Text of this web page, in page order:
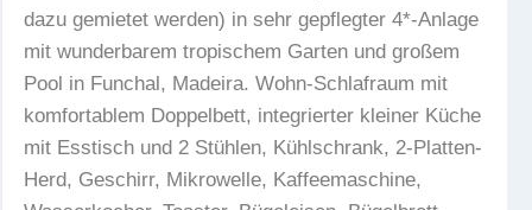
dazu gemietet werden) in sehr gepflegter 4*-Anlage
mit wunderbarem tropischem Garten und großem
Pool in Funchal, Madeira. Wohn-Schlafraum mit
komfortablem Doppelbett, integrierter kleiner Küche
mit Esstisch und 2 Stühlen, Kühlschrank, 2-Platten-
Herd, Geschirr, Mikrowelle, Kaffeemaschine,